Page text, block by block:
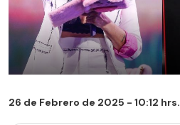
26 de Febrero de 2025 - 10:12 hrs.